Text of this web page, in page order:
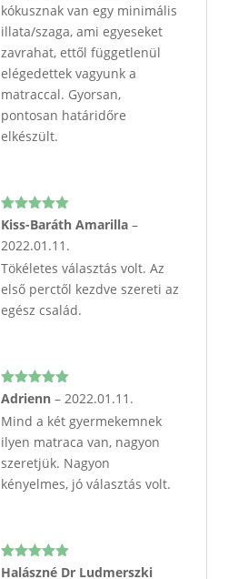
kókusznak van egy minimális
illata/szaga, ami egyeseket
zavrahat, ettől függetlenül
elégedettek vagyunk a
matraccal. Gyorsan,
pontosan határidőre
elkészült.
Értékelés:
Kiss-Baráth Amarilla –
2022.01.11.
Tökéletes választás volt. Az
első perctől kezdve szereti az
egész család.
Értékelés:
Adrienn – 2022.01.11.
Mind a két gyermekemnek
ilyen matraca van, nagyon
szeretjük. Nagyon
kényelmes, jó választás volt.
Értékelés:
Halászné Dr Ludmerszki